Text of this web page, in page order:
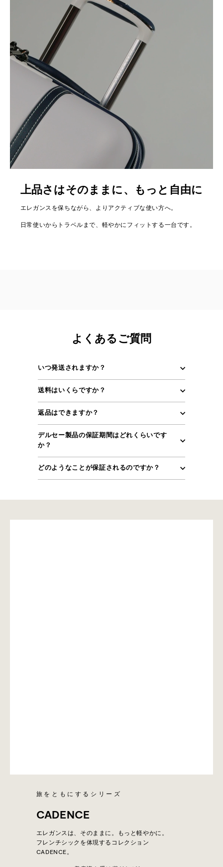
上品さはそのままに、もっと自由に
エレガンスを保ちながら、よりアクティブな使い方へ。
日常使いからトラベルまで、軽やかにフィットする一台です。
よくあるご質問
いつ発送されますか？
送料はいくらですか？
返品はできますか？
デルセー製品の保証期間はどれくらいです
か？
どのようなことが保証されるのですか？
旅をともにするシリーズ
CADENCE
エレガンスは、そのままに。もっと軽やかに。
フレンチシックを体現するコレクション
CADENCE。